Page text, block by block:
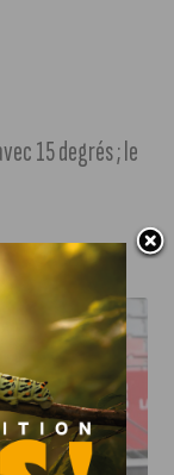
15 degrés ; le